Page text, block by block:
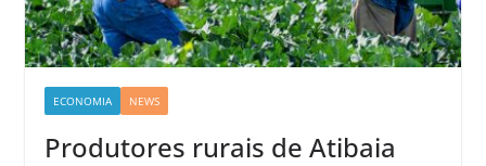
ECONOMIA NEWS
Produtores rurais de Atibaia